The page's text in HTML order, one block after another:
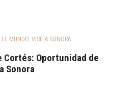
EL MUNDO, VISITA SONORA
Cortés: Oportunidad de
Sonora